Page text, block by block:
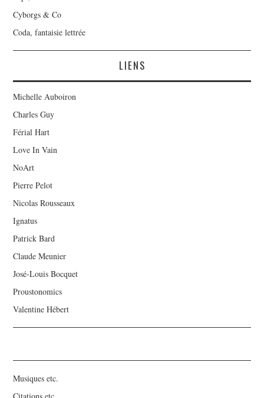
Cyborgs & Co
Coda, fantaisie lettrée
LIENS
Michelle Auboiron
Charles Guy
Férial Hart
Love In Vain
NoArt
Pierre Pelot
Nicolas Rousseaux
Ignatus
Patrick Bard
Claude Meunier
José-Louis Bocquet
Proustonomics
Valentine Hébert
Musiques etc.